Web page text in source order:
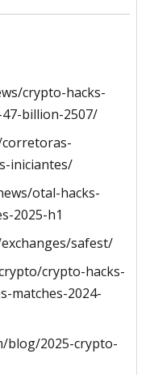
crypto-hacks-
billion-2507/
iniciantes/
otal-hacks-
2025-h1
safest/
crypto-hacks-
matches-2024-
blog/2025-crypto-